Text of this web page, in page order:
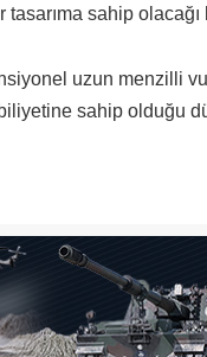
tasarıma sahip
uzun menzilli
sahip olduğu